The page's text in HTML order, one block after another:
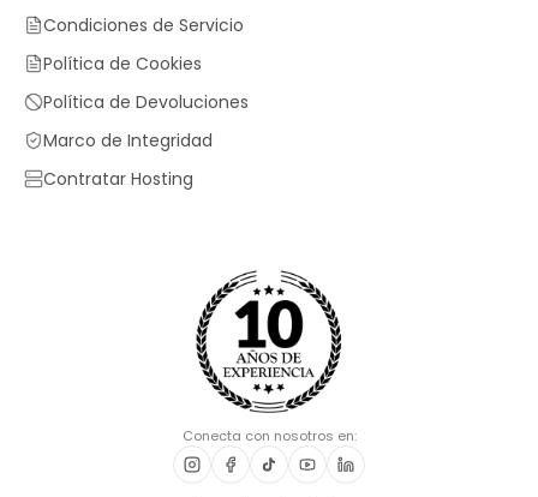
Condiciones de Servicio
Política de Cookies
Política de Devoluciones
Marco de Integridad
Contratar Hosting
Conecta con nosotros en: